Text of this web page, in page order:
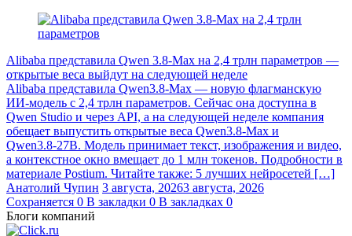
Alibaba представила Qwen 3.8‑Max на 2,4 трлн параметров —
открытые веса выйдут на следующей неделе
Alibaba представила Qwen3.8‑Max — новую флагманскую
ИИ-модель с 2,4 трлн параметров. Сейчас она доступна в
Qwen Studio и через API, а на следующей неделе компания
обещает выпустить открытые веса Qwen3.8‑Max и
Qwen3.8‑27B. Модель принимает текст, изображения и видео,
а контекстное окно вмещает до 1 млн токенов. Подробности в
материале Postium. Читайте также: 5 лучших нейросетей […]
Анатолий Чупин 3 августа, 20263 августа, 2026
Сохраняется 0 В закладки 0 В закладках 0
Блоги компаний